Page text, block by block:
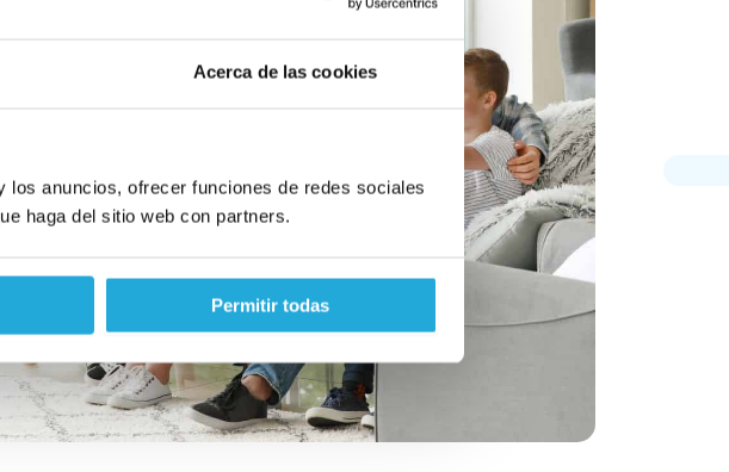
Acerca de las cookies
anuncios, ofrecer funciones de redes sociales
haga del sitio web con partners.
Permitir todas